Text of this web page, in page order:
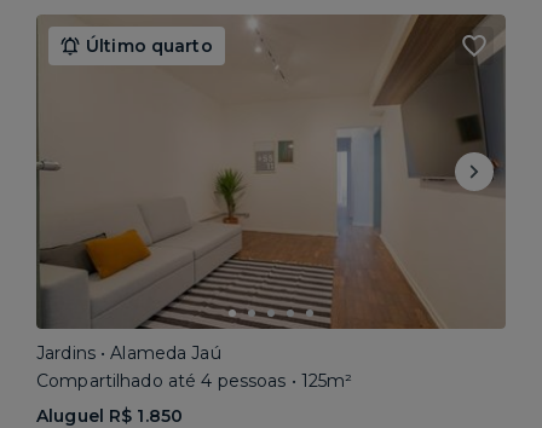
Último quarto
Jardins • Alameda Jaú
Compartilhado até 4 pessoas • 125m²
Aluguel R$ 1.850